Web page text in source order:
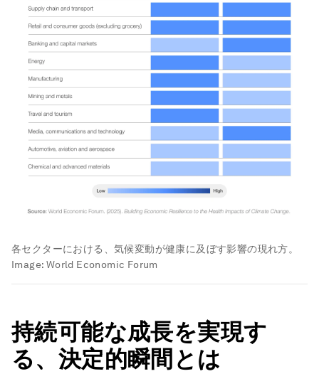
各セクターにおける、気候変動が健康に及ぼす影響の現れ方。
Image: World Economic Forum
持続可能な成長を実現す
る、決定的瞬間とは